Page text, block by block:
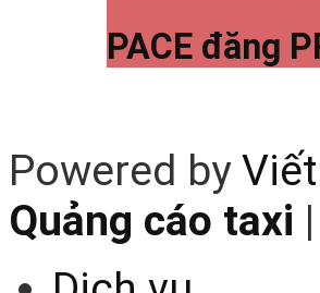
PACE đăng
Powered by
Quảng cáo taxi |